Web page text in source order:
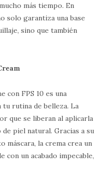
más tiempo. En
solo garantiza una base
sino que también
con FPS 10 es una
rutina de belleza. La
que se liberan al aplicarla
piel natural. Gracias a su
la crema crea un
con un acabado impecable,